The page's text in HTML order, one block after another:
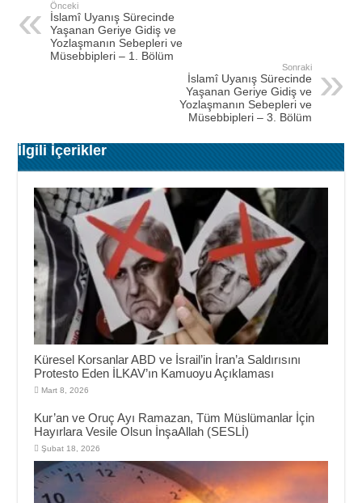
Önceki
İslamî Uyanış Sürecinde
Yaşanan Geriye Gidiş ve
Yozlaşmanın Sebepleri ve
Müsebbipleri – 1. Bölüm
Sonraki
İslamî Uyanış Sürecinde
Yaşanan Geriye Gidiş ve
Yozlaşmanın Sebepleri ve
Müsebbipleri – 3. Bölüm
İlgili İçerikler
Küresel Korsanlar ABD ve İsrail’in İran’a Saldırısını
Protesto Eden İLKAV’ın Kamuoyu Açıklaması
Mart 8, 2026
Kur’an ve Oruç Ayı Ramazan, Tüm Müslümanlar İçin
Hayırlara Vesile Olsun İnşaAllah (SESLİ)
Şubat 18, 2026